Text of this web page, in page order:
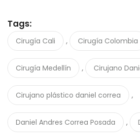
Tags:
Cirugía Cali , Cirugía Colombia
Cirugía Medellín , Cirujano
Cirujano plástico daniel correa ,
Daniel Andres Correa Posada ,